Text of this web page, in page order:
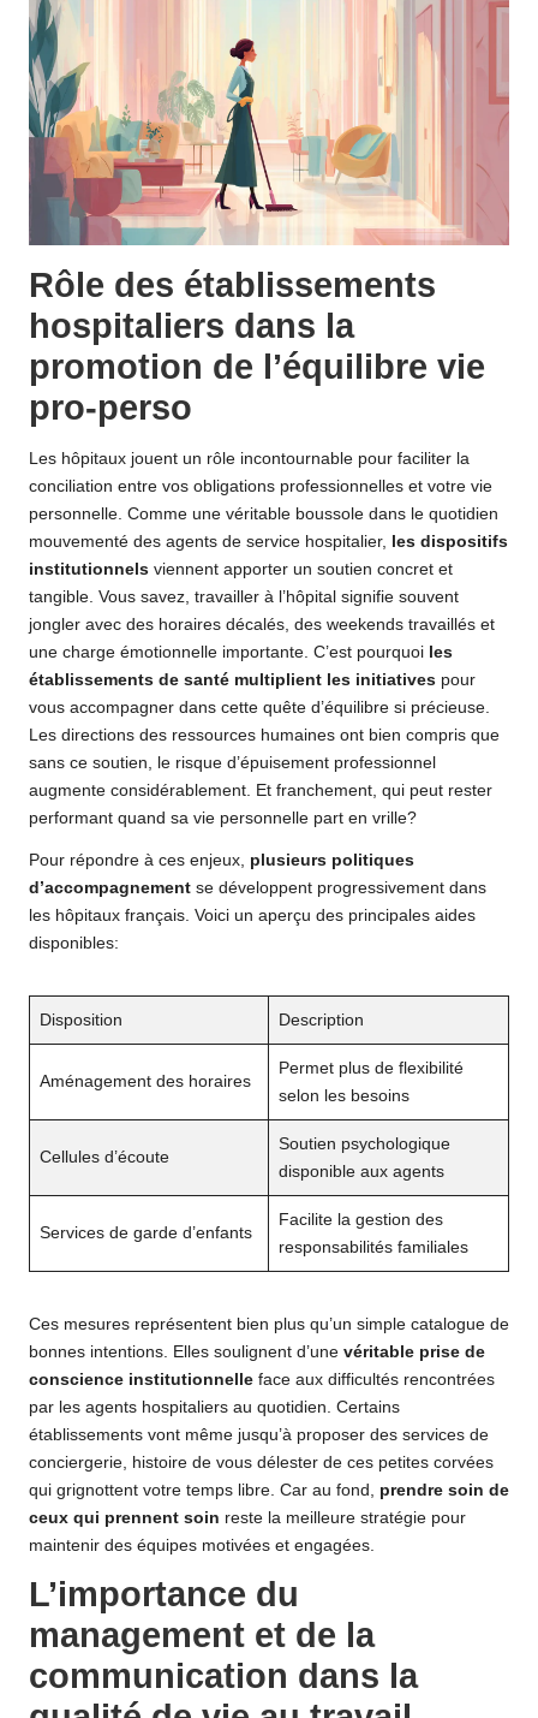
Rôle des établissements
hospitaliers dans la
promotion de l’équilibre vie
pro-perso
Les hôpitaux jouent un rôle incontournable pour faciliter la
conciliation entre vos obligations professionnelles et votre vie
personnelle. Comme une véritable boussole dans le quotidien
mouvementé des agents de service hospitalier,
les dispositifs
institutionnels viennent apporter un soutien concret et
tangible. Vous savez, travailler à l’hôpital signifie souvent
jongler avec des horaires décalés, des weekends travaillés et
une charge émotionnelle importante. C’est pourquoi les
établissements de santé multiplient les initiatives pour
vous accompagner dans cette quête d’équilibre si précieuse.
Les directions des ressources humaines ont bien compris que
sans ce soutien, le risque d’épuisement professionnel
augmente considérablement. Et franchement, qui peut rester
performant quand sa vie personnelle part en vrille?
Pour répondre à ces enjeux, plusieurs politiques
d’accompagnement se développent progressivement dans
les hôpitaux français. Voici un aperçu des principales aides
disponibles:
Disposition Description
Aménagement des horaires
Permet plus de flexibilité
selon les besoins
Cellules d’écoute
Soutien psychologique
disponible aux agents
Services de garde d’enfants
Facilite la gestion des
responsabilités familiales
Ces mesures représentent bien plus qu’un simple catalogue de
bonnes intentions. Elles soulignent d’une véritable prise de
conscience institutionnelle face aux difficultés rencontrées
par les agents hospitaliers au quotidien. Certains
établissements vont même jusqu’à proposer des services de
conciergerie, histoire de vous délester de ces petites corvées
qui grignottent votre temps libre. Car au fond, prendre soin de
ceux qui prennent soin reste la meilleure stratégie pour
maintenir des équipes motivées et engagées.
L’importance du
management et de la
communication dans la